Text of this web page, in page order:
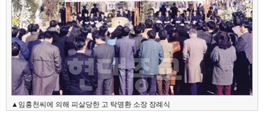
▲임홍천씨에 의해 피살당한 고 탁명환 소장 장례식